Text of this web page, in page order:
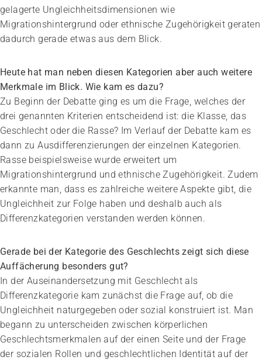
gelagerte Ungleichheitsdimensionen wie
Migrationshintergrund oder ethnische Zugehörigkeit geraten
dadurch gerade etwas aus dem Blick.
Heute hat man neben diesen Kategorien aber auch weitere
Merkmale im Blick. Wie kam es dazu?
Zu Beginn der Debatte ging es um die Frage, welches der
drei genannten Kriterien entscheidend ist: die Klasse, das
Geschlecht oder die Rasse? Im Verlauf der Debatte kam es
dann zu Ausdifferenzierungen der einzelnen Kategorien.
Rasse beispielsweise wurde erweitert um
Migrationshintergrund und ethnische Zugehörigkeit. Zudem
erkannte man, dass es zahlreiche weitere Aspekte gibt, die
Ungleichheit zur Folge haben und deshalb auch als
Differenzkategorien verstanden werden können.
Gerade bei der Kategorie des Geschlechts zeigt sich diese
Auffächerung besonders gut?
In der Auseinandersetzung mit Geschlecht als
Differenzkategorie kam zunächst die Frage auf, ob die
Ungleichheit naturgegeben oder sozial konstruiert ist. Man
begann zu unterscheiden zwischen körperlichen
Geschlechtsmerkmalen auf der einen Seite und der Frage
der sozialen Rollen und geschlechtlichen Identität auf der